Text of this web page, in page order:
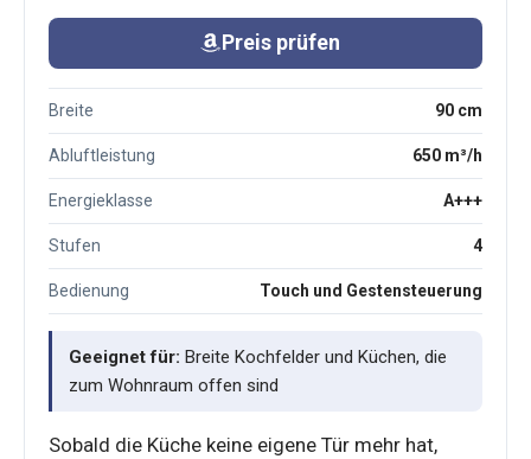
Preis prüfen
Breite 90 cm
Abluftleistung 650 m³/h
Energieklasse A+++
Stufen 4
Bedienung Touch und Gestensteuerung
Geeignet für: Breite Kochfelder und Küchen, die
zum Wohnraum offen sind
Sobald die Küche keine eigene Tür mehr hat,